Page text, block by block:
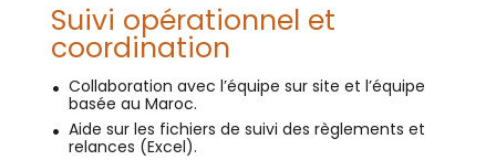
Suivi opérationnel et
coordination
Collaboration avec l’équipe sur site et l’équipe
basée au Maroc.
Aide sur les fichiers de suivi des règlements et
relances (Excel).